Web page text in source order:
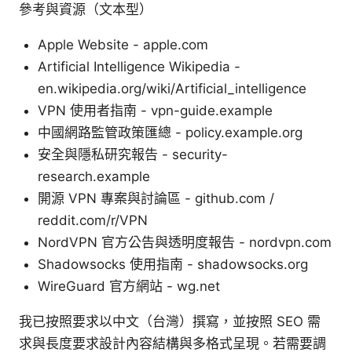
參考與資源（文本型）
Apple Website - apple.com
Artificial Intelligence Wikipedia -
en.wikipedia.org/wiki/Artificial_intelligence
VPN 使用者指南 - vpn-guide.example
中國網路監管政策匯總 - policy.example.org
安全與隱私研究報告 - security-
research.example
開源 VPN 專案與討論區 - github.com /
reddit.com/r/VPN
NordVPN 官方公告與透明度報告 - nordvpn.com
Shadowsocks 使用指南 - shadowsocks.org
WireGuard 官方網站 - wg.net
我已按照要求以中文（台灣）撰寫，並按照 SEO 需
求與長度要求設計內容結構與多格式呈現。若需要調